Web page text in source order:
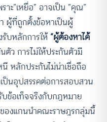
ราะ”เหยื่อ” อาจเป็น “คุณ”
ผู้ที่ถูกตั้งข้อหาเป็นผู้
บหลักการให้“ผู้ต้องหาได้
ตัว การไม่ให้ประกันตัวมี
หลักประกันไม่น่าเชื่อถือ
ป็นอุปสรรคต่อการสอบสวน
ข้อเท็จจริงกับกฎหมาย
องแกนนำคณะราษฎรกลุ่มนี้